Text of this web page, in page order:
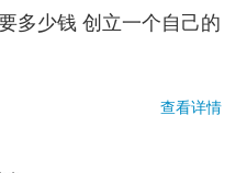
多少钱 创立一个自己的
查看详情